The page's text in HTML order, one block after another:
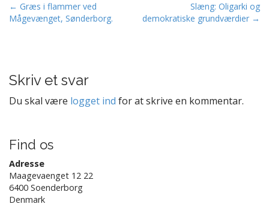
P
o
a
v
a
t
i
o
← Græs i flammer ved
Mågevænget, Sønderborg.
Slæng: Oligarki og
demokratiske grundværdier →
Skriv et svar
Du skal være logget ind for at skrive en kommentar.
Find os
Adresse
Maagevaenget 12 22
6400 Soenderborg
Denmark